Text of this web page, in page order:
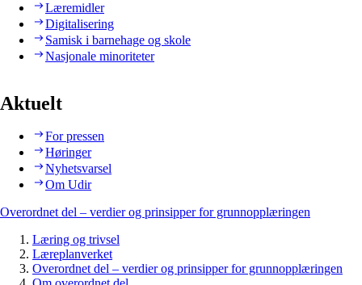
Læremidler
Digitalisering
Samisk i barnehage og skole
Nasjonale minoriteter
Aktuelt
For pressen
Høringer
Nyhetsvarsel
Om Udir
Overordnet del – verdier og prinsipper for grunnopplæringen
Læring og trivsel
Læreplanverket
Overordnet del – verdier og prinsipper for grunnopplæringen